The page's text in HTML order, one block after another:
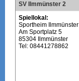
SV Ilmmünster 2
Spiellokal:
Sportheim Ilmmünster
Am Sportplatz 5
85304 Ilmmünster
Tel: 08441278862